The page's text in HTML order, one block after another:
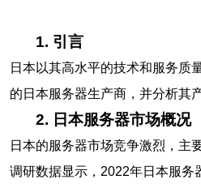
1. 引言
日本以其高水平的技术和服务质
的日本服务器生产商，并分析其
2. 日本服务器市场概况
日本的服务器市场竞争激烈，主
调研数据显示，2022年日本服务